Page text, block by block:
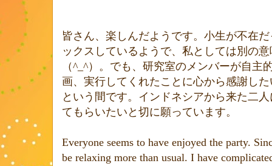
皆さん、楽しんだようです。小生が不在
ックスしているようで、私としては別の
（^_^）。でも、研究室のメンバーが自主
画、実行してくれたことに心から感謝し
という間です。インドネシアから来た二
てもらいたいと切に願っています。
Everyone seems to have enjoyed the party.
be relaxing more than usual. I have